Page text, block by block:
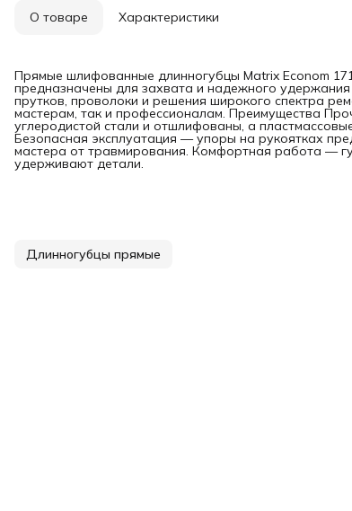
О товаре Характеристики
Прямые шлифованные длинногубцы Matrix Econom
предназначены для захвата и надежного
прутков, проволоки и решения широкого спектра
мастерам, так и профессионалам. Преимущества
углеродистой стали и отшлифованы, а
Безопасная эксплуатация — упоры на рукоятках
мастера от травмирования. Комфортная работа —
удерживают детали.
Длинногубцы прямые